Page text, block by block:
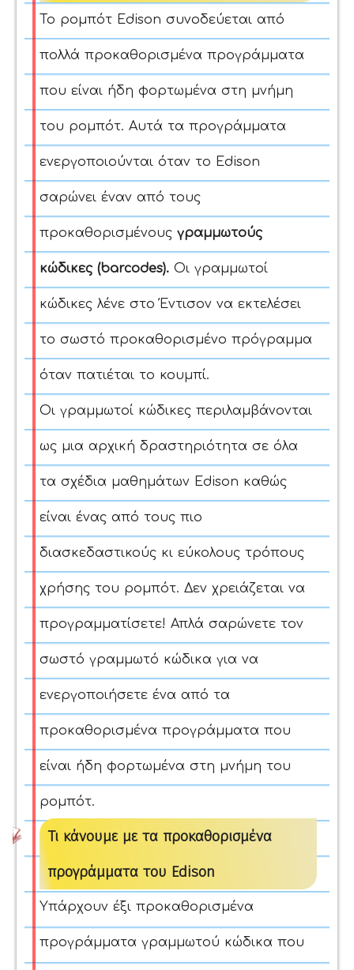
Το ρομπότ Edison συνοδεύεται από
πολλά προκαθορισμένα προγράμματα
που είναι ήδη φορτωμένα στη μνήμη
του ρομπότ. Αυτά τα προγράμματα
ενεργοποιούνται όταν το Edison
σαρώνει έναν από τους
προκαθορισμένους γραμμωτούς
κώδικες (barcodes). Οι γραμμωτοί
κώδικες λένε στο Έντισον να εκτελέσει
το σωστό προκαθορισμένο πρόγραμμα
όταν πατιέται το κουμπί.
Οι γραμμωτοί κώδικες περιλαμβάνονται
ως μια αρχική δραστηριότητα σε όλα
τα σχέδια μαθημάτων Edison καθώς
είναι ένας από τους πιο
διασκεδαστικούς κι εύκολους τρόπους
χρήσης του ρομπότ. Δεν χρειάζεται να
προγραμματίσετε! Απλά σαρώνετε τον
σωστό γραμμωτό κώδικα για να
ενεργοποιήσετε ένα από τα
προκαθορισμένα προγράμματα που
είναι ήδη φορτωμένα στη μνήμη του
ρομπότ.
Τι κάνουμε με τα προκαθορισμένα
προγράμματα του Edison
Υπάρχουν έξι προκαθορισμένα
προγράμματα γραμμωτού κώδικα που